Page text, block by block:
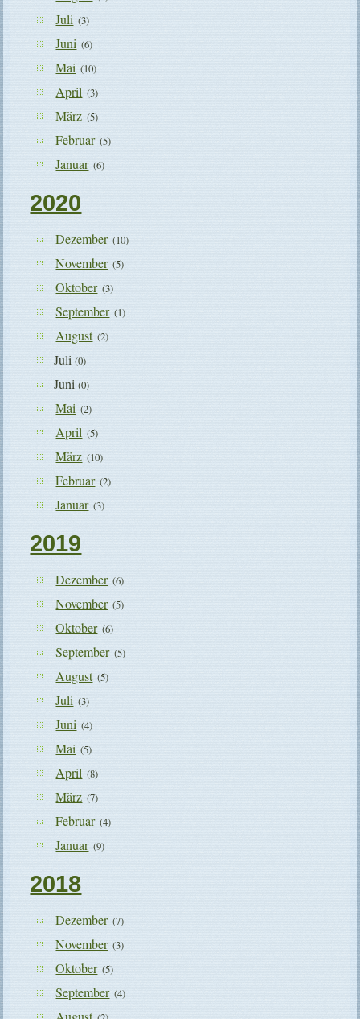
Juli (3)
Juni (6)
Mai (10)
April (3)
März (5)
Februar (5)
Januar (6)
2020
Dezember (10)
November (5)
Oktober (3)
September (1)
August (2)
Juli(0)
Juni(0)
Mai (2)
April (5)
März (10)
Februar (2)
Januar (3)
2019
Dezember (6)
November (5)
Oktober (6)
September (5)
August (5)
Juli (3)
Juni (4)
Mai (5)
April (8)
März (7)
Februar (4)
Januar (9)
2018
Dezember (7)
November (3)
Oktober (5)
September (4)